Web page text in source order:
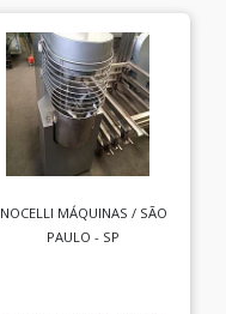
NOCELLI MÁQUINAS / SÃO
PAULO - SP